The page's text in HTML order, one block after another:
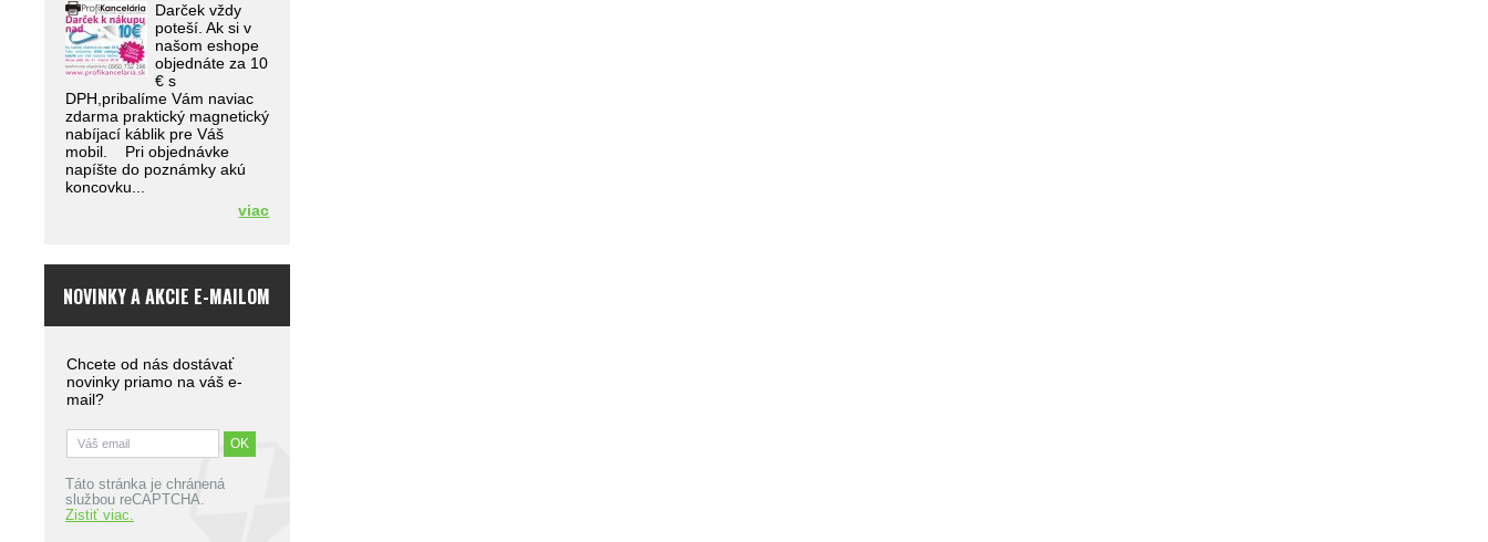
Darček vždy
poteší. Ak si v
našom eshope
objednáte za 10
€ s
DPH,pribalíme Vám naviac
zdarma praktický magnetický
nabíjací káblik pre Váš
mobil. Pri objednávke
napíšte do poznámky akú
koncovku...
viac
NOVINKY A AKCIE E-MAILOM
Chcete od nás dostávať
novinky priamo na váš e-
mail?
Táto stránka je chránená
službou reCAPTCHA.
Zistiť viac.